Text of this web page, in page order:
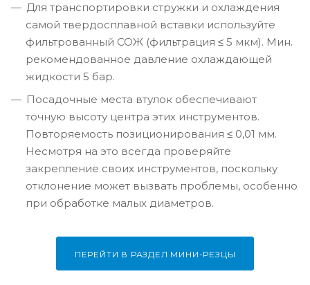
Для транспортировки стружки и охлаждения
самой твердосплавной вставки используйте
фильтрованный СОЖ (фильтрация ≤ 5 мкм). Мин.
рекомендованное давление охлаждающей
жидкости 5 бар.
Посадочные места втулок обеспечивают
точную высоту центра этих инструментов.
Повторяемость позиционирования ≤ 0,01 мм.
Несмотря на это всегда проверяйте
закрепление своих инструментов, поскольку
отклонение может вызвать проблемы, особенно
при обработке малых диаметров.
ПЕРЕЙТИ В РАЗДЕЛ МИНИ-РЕЗЦЫ